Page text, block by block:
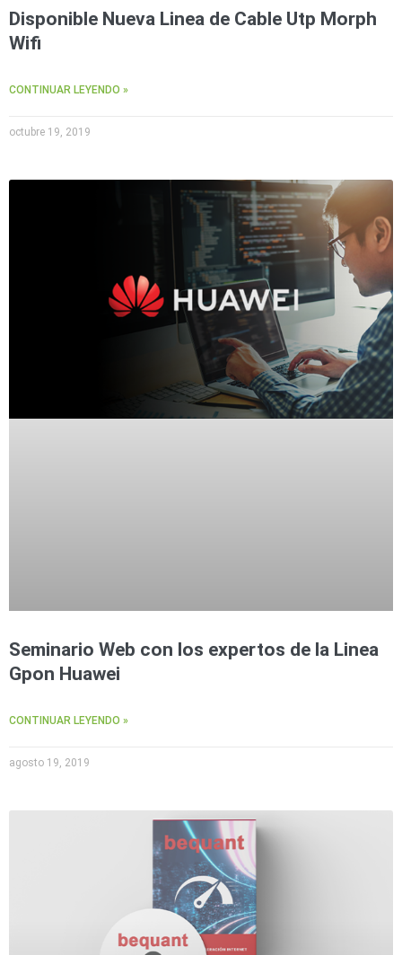
Disponible Nueva Linea de Cable Utp Morph
Wifi
CONTINUAR LEYENDO »
octubre 19, 2019
Seminario Web con los expertos de la Linea
Gpon Huawei
CONTINUAR LEYENDO »
agosto 19, 2019